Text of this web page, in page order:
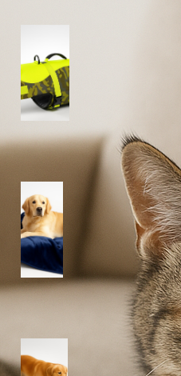
Coperta
Dreamzie
un telo
Rampa
accesso